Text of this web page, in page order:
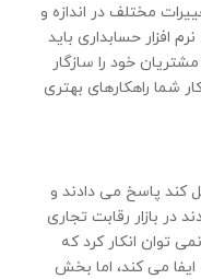
مختلف در اندازه و
افزار حسابداری باید
خود را سازگار
شما راهکارهای بهتری
کند پاسخ می دادند و
بازار رقابت تجاری
توان انکار کرد که
می کند، اما بخش